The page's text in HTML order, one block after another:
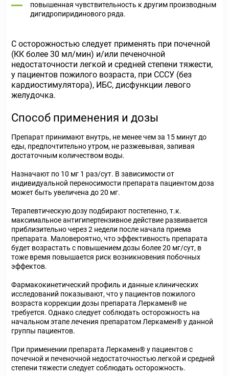
повышенная чувствительность к другим производным
дигидропиридинового ряда.
С осторожностью следует применять при почечной
(КК более 30 мл/мин) и/или печеночной
недостаточности легкой и средней степени тяжести,
у пациентов пожилого возраста, при СССУ (без
кардиостимулятора), ИБС, дисфункции левого
желудочка.
Способ применения и дозы
Препарат принимают внутрь, не менее чем за 15 минут до
еды, предпочтительно утром, не разжевывая, запивая
достаточным количеством воды.
Назначают по 10 мг 1 раз/сут. В зависимости от
индивидуальной переносимости препарата пациентом доза
может быть увеличена до 20 мг.
Терапевтическую дозу подбирают постепенно, т.к.
максимальное антигипертензивное действие развивается
приблизительно через 2 недели после начала приема
препарата. Маловероятно, что эффективность препарата
будет возрастать с повышением дозы более 20 мг/сут, в
тоже время повышается риск возникновения побочных
эффектов.
Фармакокинетический профиль и данные клинических
исследований показывают, что у пациентов пожилого
возраста коррекции дозы препарата Леркамен® не
требуется. Однако следует соблюдать осторожность на
начальном этапе лечения препаратом Леркамен® у данной
группы пациентов.
При применении препарата Леркамен® у пациентов с
почечной и печеночной недостаточностью легкой и средней
степени тяжести следует соблюдать осторожность.